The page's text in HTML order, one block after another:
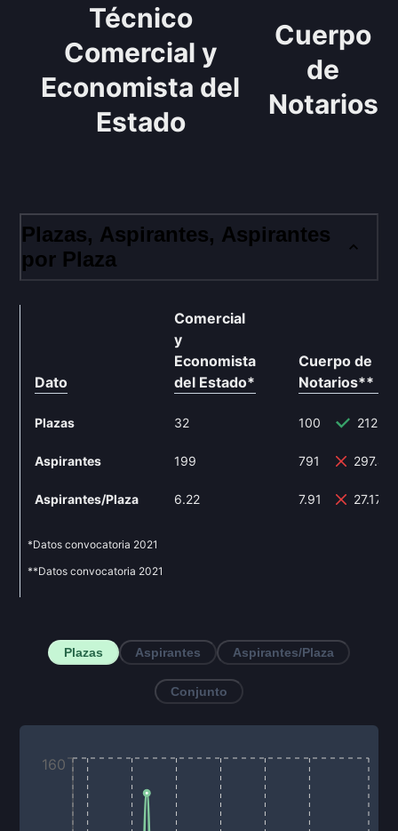
Técnico
Comercial y
Economista del
Estado
Cuerpo
de
Notarios
Plazas, Aspirantes, Aspirantes
por Plaza
Dato
Comercial
y
Economista
del Estado*
Plazas 32
Aspirantes 199
Aspirantes/Plaza 6.22
Cuerpo de
Notarios**
100
791
7.91 27.17%
*Datos convocatoria 2021
**Datos convocatoria 2021
Plazas Aspirantes Aspirantes/Plaza
Conjunto
160